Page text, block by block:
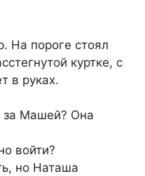
На пороге стоял
куртке, с
в руках.
Машей? Она
войти?
но Наташа